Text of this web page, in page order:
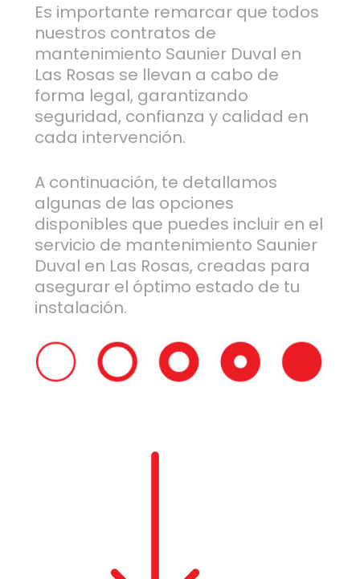
Es importante remarcar que todos
nuestros contratos de
mantenimiento Saunier Duval en
Las Rosas se llevan a cabo de
forma legal, garantizando
seguridad, confianza y calidad en
cada intervención.
A continuación, te detallamos
algunas de las opciones
disponibles que puedes incluir en el
servicio de mantenimiento Saunier
Duval en Las Rosas, creadas para
asegurar el óptimo estado de tu
instalación.